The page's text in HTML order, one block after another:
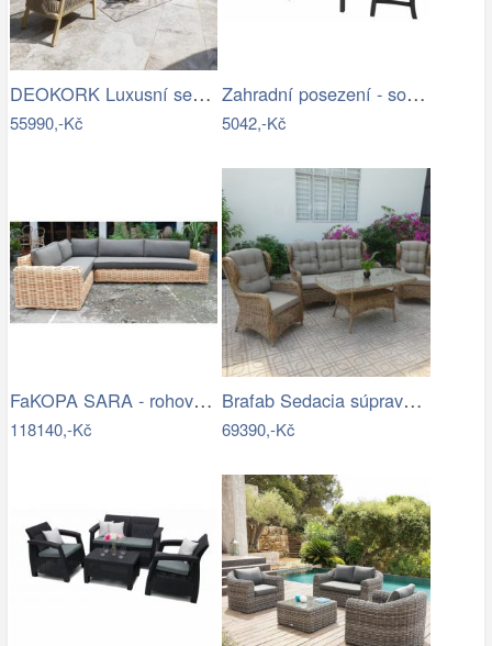
DEOKORK Luxusní sestava z akácie…
55990,-Kč
Zahradní posezení - souprava - UZN
5042,-Kč
FaKOPA SARA - rohová sedačka ze…
118140,-Kč
Brafab Sedacia súprava béžová ROSITA -…
69390,-Kč